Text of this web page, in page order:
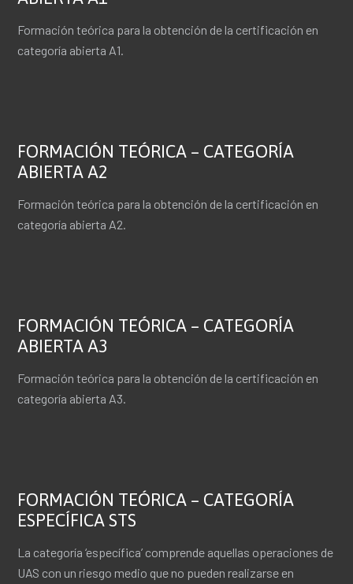
Formación teórica para la obtención de la certificación en
categoría abierta A1.
FORMACIÓN TEÓRICA – CATEGORÍA
ABIERTA A2
Formación teórica para la obtención de la certificación en
categoría abierta A2.
FORMACIÓN TEÓRICA – CATEGORÍA
ABIERTA A3
Formación teórica para la obtención de la certificación en
categoría abierta A3.
FORMACIÓN TEÓRICA – CATEGORÍA
ESPECÍFICA STS
La categoría ‘específica’ comprende aquellas operaciones de
UAS con un riesgo medio que no pueden realizarse en